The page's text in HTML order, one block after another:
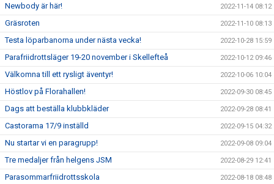
Newbody är här! 2022-11-14 08:12
Gräsroten 2022-11-10 08:13
Testa löparbanorna under nästa vecka! 2022-10-28 15:59
Parafriidrottsläger 19-20 november i Skellefteå 2022-10-12 09:46
Välkomna till ett rysligt äventyr! 2022-10-06 10:04
Höstlov på Florahallen! 2022-09-30 08:45
Dags att beställa klubbkläder 2022-09-28 08:41
Castorama 17/9 inställd 2022-09-15 04:32
Nu startar vi en paragrupp! 2022-09-08 09:04
Tre medaljer från helgens JSM 2022-08-29 12:41
Parasommarfriidrottsskola 2022-08-18 08:48